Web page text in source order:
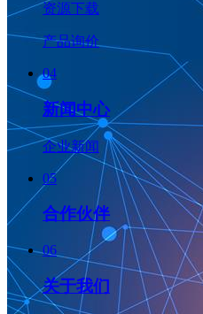
资源下载
产品询价
04
新闻中心
企业新闻
05
合作伙伴
06
关于我们